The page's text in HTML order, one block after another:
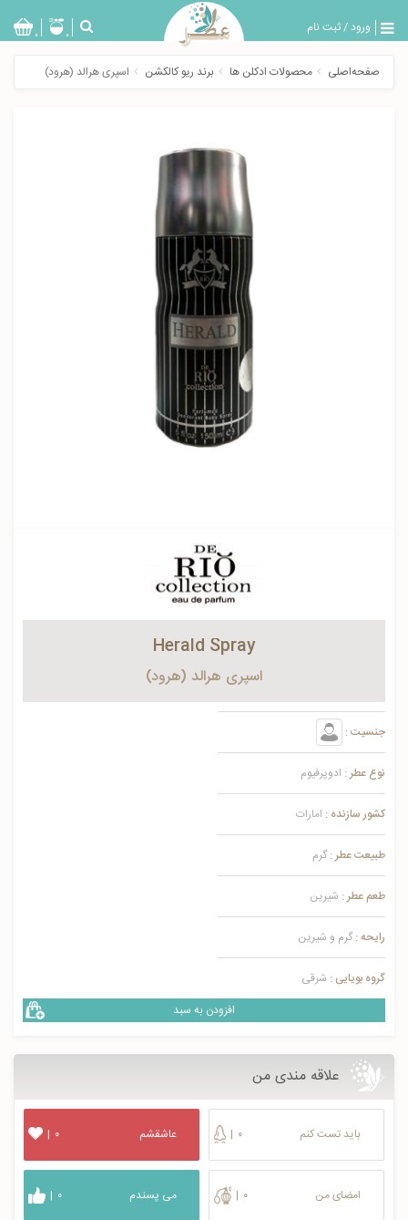
ورود/ثبت نام
بازگشت
0 0
صفحه‌اصلی محصولات ادکلن ها برند ریو کالکشن اسپری هرالد (هرود)
Herald Spray
اسپری هرالد (هرود)
جنسیت :
نوع عطر : ادوپرفیوم
کشور سازنده : امارات
طبیعت عطر : گرم
طعم عطر : شیرین
رایحه : گرم و شیرین
گروه بویایی : شرقی
افزودن به سبد
علاقه مندی من
باید تست کنم | ۰
امضای من | ۰
عاشقشم | ۰
می پسندم | ۰